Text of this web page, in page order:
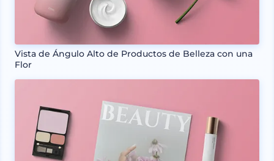
Vista de Ángulo Alto de Productos de Belleza con una
Flor